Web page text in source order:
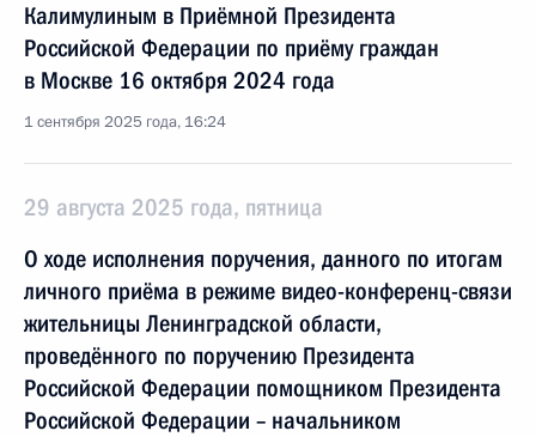
Калимулиным в Приёмной Президента
Российской Федерации по приёму граждан
в Москве 16 октября 2024 года
1 сентября 2025 года, 16:24
29 августа 2025 года, пятница
О ходе исполнения поручения, данного по итогам
личного приёма в режиме видео-конференц-связи
жительницы Ленинградской области,
проведённого по поручению Президента
Российской Федерации помощником Президента
Российской Федерации – начальником